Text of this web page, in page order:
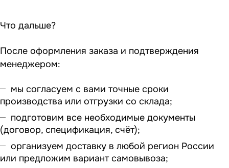
Что дальше?
После оформления заказа и подтверждения
менеджером:
мы согласуем с вами точные сроки
производства или отгрузки со склада;
подготовим все необходимые документы
(договор, спецификация, счёт);
организуем доставку в любой регион России
или предложим вариант самовывоза;